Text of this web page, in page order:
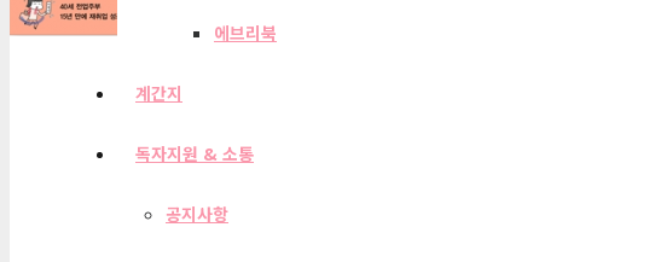
에브리북
계간지
독자지원 & 소통
공지사항